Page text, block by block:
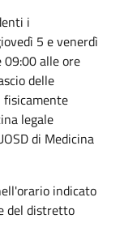
i
5 e venerdì
09:00 alle ore
delle
legale
di Medicina
indicato
del distretto